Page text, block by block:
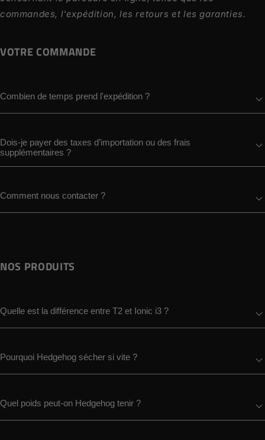
commandes, l'expédition, les retours et les garanties.
VOTRE COMMANDE
Combien de temps prend l'expédition ?
Dois-je payer des taxes d’importation ou des frais
supplémentaires ?
Comment nous contacter ?
NOS PRODUITS
Quelle est la différence entre T2 et Ionic i3 ?
Pourquoi Hedgehog sécher si vite ?
Quel poids peut-on Hedgehog tenir ?